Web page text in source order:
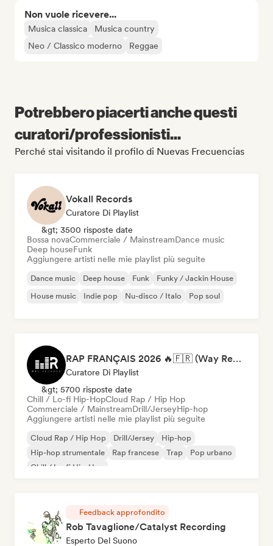
Non vuole ricevere...
Musica classica
Musica country
Neo / Classico moderno
Reggae
Potrebbero piacerti anche questi
curatori/professionisti...
Perché stai visitando il profilo di Nuevas Frecuencias
Vokall Records
Curatore Di Playlist
&gt; 3500 risposte date
Bossa novaCommerciale / MainstreamDance music
Deep houseFunk
Aggiungere artisti nelle mie playlist più seguite
Dance music Deep house Funk
Funky / Jackin House
House music
Indie pop Nu-disco / Italo Pop soul
RAP FRANÇAIS 2026 🔥🇫🇷 (Way Records)
Curatore Di Playlist
&gt; 5700 risposte date
Chill / Lo-fi Hip-HopCloud Rap / Hip Hop
Commerciale / MainstreamDrill/JerseyHip-hop
Aggiungere artisti nelle mie playlist più seguite
Cloud Rap / Hip Hop Drill/Jersey
Hip-hop
Hip-hop strumentale
Rap francese Trap
Pop urbano
Chill / Lo-fi Hip-Hop
Feedback approfondito
Rob Tavaglione/Catalyst Recording
Esperto Del Suono